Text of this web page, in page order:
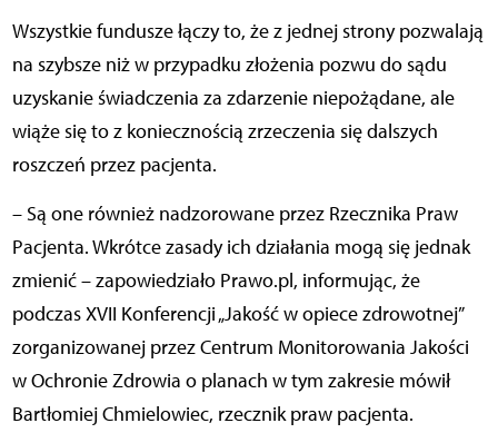
Wszystkie fundusze łączy to, że z jednej strony pozwalają
na szybsze niż w przypadku złożenia pozwu do sądu
uzyskanie świadczenia za zdarzenie niepożądane, ale
wiąże się to z koniecznością zrzeczenia się dalszych
roszczeń przez pacjenta.
– Są one również nadzorowane przez Rzecznika Praw
Pacjenta. Wkrótce zasady ich działania mogą się jednak
zmienić – zapowiedziało Prawo.pl, informując, że
podczas XVII Konferencji „Jakość w opiece zdrowotnej”
zorganizowanej przez Centrum Monitorowania Jakości
w Ochronie Zdrowia o planach w tym zakresie mówił
Bartłomiej Chmielowiec, rzecznik praw pacjenta.